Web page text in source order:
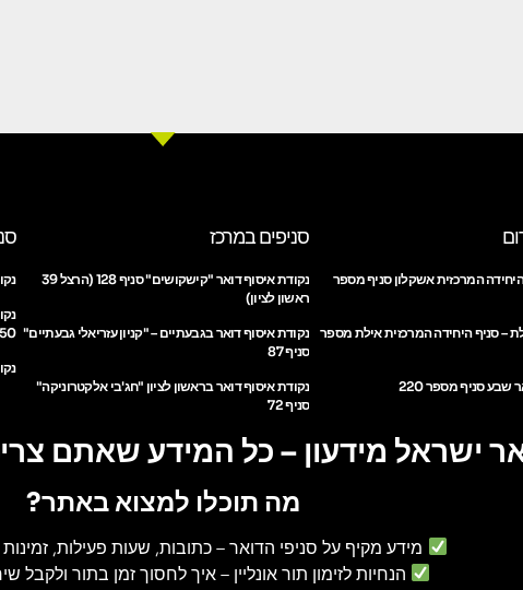
המרכזית אשקלון סניף מספר
– סניף היחידה המרכזית אילת מספר
סניף מספר 220
סניפים במרכז
נקודת איסוף דואר "קישקושים" סניף 128 (הרצל 39
ראשון לציון)
נקודת איסוף דואר בגבעתיים – "קניון עזריאלי גבעתיים"
סניף 87
נקודת איסוף דואר בראשון לציון "חג'בי אלקטרוניקה"
סניף 72
50
ישראל מידעון – כל המידע שאתם
מה תוכלו למצוא באתר?
מידע מקיף על סניפי הדואר– כתובות, שעות פעילות, זמינות
הנחיות לזימון תור אונליין – איך לחסוך זמן בתור ולקבל